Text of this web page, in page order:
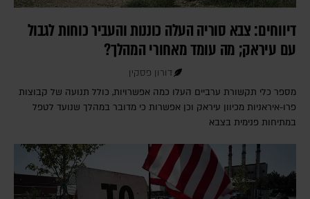
דיווחים: צבא סוריה העלה כוננות והעביר כוחות לגבול
עם עיראק; מה עומד מאחורי המהלך?
דורון פסקין
מספר כלי תקשורת ערביים העלו כמה אפשרויות, כולל תנועה של קבוצות
פרו-איראניות מכיוון עיראק וכן אפשרות כי מדובר במהלך שנועד לטפל
במתיחות פנימית בצבא